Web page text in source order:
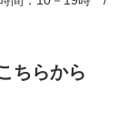
らから